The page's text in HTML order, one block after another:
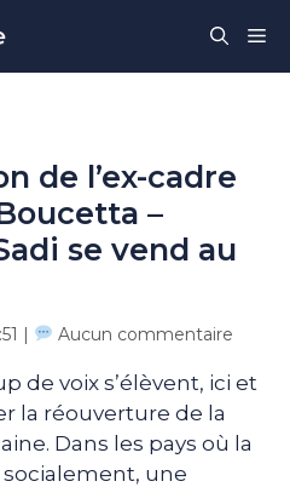
de l’ex-cadre
–
se vend au
| Aucun commentaire
de voix s’élèvent, ici et
la réouverture de la
Dans les pays où la
une